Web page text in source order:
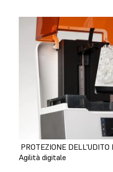
PROTEZIONE DELL'UDITO
Agilità digitale